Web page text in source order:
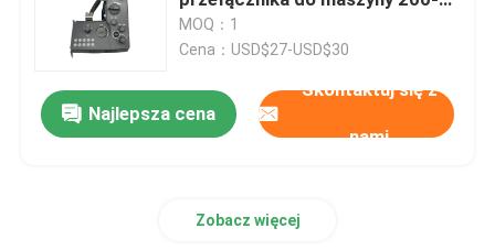
Części zamienne Sdlg
Części zamienne Komatsu
5G
MOQ：1
Cena：USD$27-USD$30
Najlepsza cena
Skontaktuj się z
nami
Zobacz więcej